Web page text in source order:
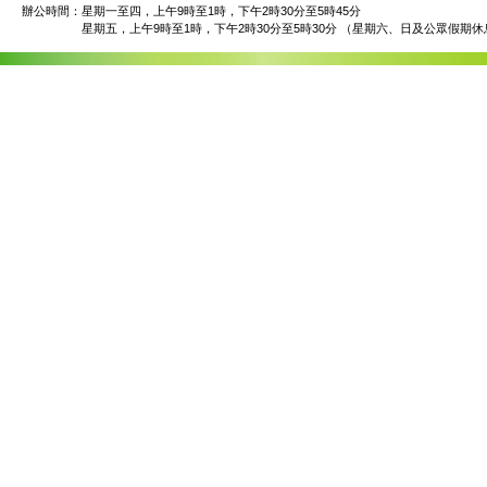
辦公時間： 星期一至四，上午9時至1時，下午2時30分至5時45分
星期五，上午9時至1時，下午2時30分至5時30分 （星期六、日及公眾假期休